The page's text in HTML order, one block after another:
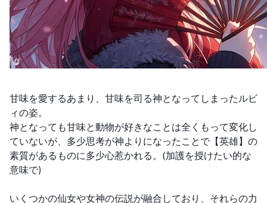
甘味を愛するあまり、甘味を司る神となってしまったルビ
ィの姿。
神となっても甘味と動物が好きなことは全くもって変化し
ていないが、多少思考が神よりになったことで【英雄】の
素質があるものに多少心惹かれる。(加護を授けたい的な
意味で)
いくつかの仙女や女神の伝説が融合しており、それらの力